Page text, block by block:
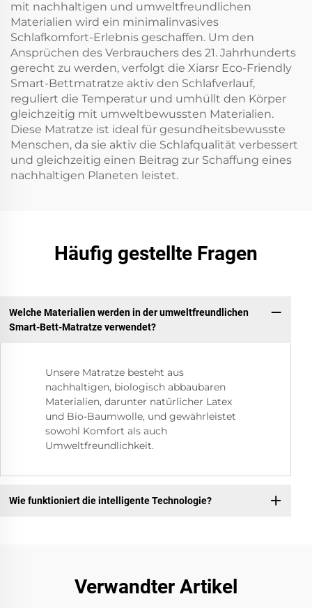
mit nachhaltigen und umweltfreundlichen
Materialien wird ein minimalinvasives
Schlafkomfort-Erlebnis geschaffen. Um den
Ansprüchen des Verbrauchers des 21. Jahrhunderts
gerecht zu werden, verfolgt die Xiarsr Eco-Friendly
Smart-Bettmatratze aktiv den Schlafverlauf,
reguliert die Temperatur und umhüllt den Körper
gleichzeitig mit umweltbewussten Materialien.
Diese Matratze ist ideal für gesundheitsbewusste
Menschen, da sie aktiv die Schlafqualität verbessert
und gleichzeitig einen Beitrag zur Schaffung eines
nachhaltigen Planeten leistet.
Häufig gestellte Fragen
Welche Materialien werden in der umweltfreundlichen
Smart-Bett-Matratze verwendet?
Unsere Matratze besteht aus
nachhaltigen, biologisch abbaubaren
Materialien, darunter natürlicher Latex
und Bio-Baumwolle, und gewährleistet
sowohl Komfort als auch
Umweltfreundlichkeit.
Wie funktioniert die intelligente Technologie?
Verwandter Artikel